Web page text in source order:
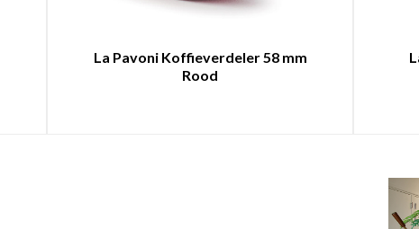
La Pavoni Koffieverdeler 58 mm
Rood